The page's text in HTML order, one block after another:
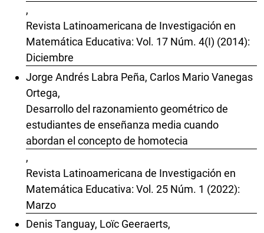
,
Revista Latinoamericana de Investigación en
Matemática Educativa: Vol. 17 Núm. 4(I) (2014):
Diciembre
Jorge Andrés Labra Peña, Carlos Mario Vanegas
Ortega,
Desarrollo del razonamiento geométrico de
estudiantes de enseñanza media cuando
abordan el concepto de homotecia
,
Revista Latinoamericana de Investigación en
Matemática Educativa: Vol. 25 Núm. 1 (2022):
Marzo
Denis Tanguay, Loïc Geeraerts,